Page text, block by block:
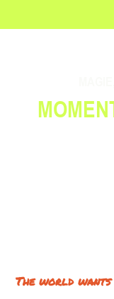
The world wants